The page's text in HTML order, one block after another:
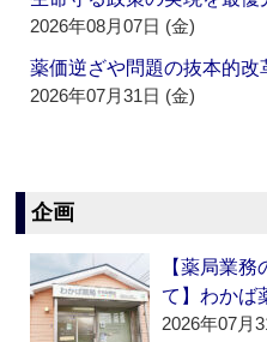
2026年08月07日 (金)
薬価逆ざや問題の抜本的改
2026年07月31日 (金)
企画
【薬局業
て】わかば
2026年07月